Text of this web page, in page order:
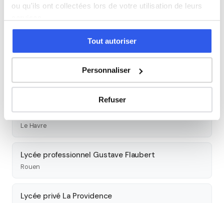
ou qu'ils ont collectées lors de votre utilisation de leurs
Tout autoriser
Personnaliser
Refuser
Autres lycées à proximité
Lycée Claude Monet
Lycée privé Saint-Vincent-de-Paul
Le Havre
Lycée Antoine-Laurent de Lavoisier
Le Havre
Lycée professionnel Gustave Flaubert
Rouen
Lycée privé La Providence